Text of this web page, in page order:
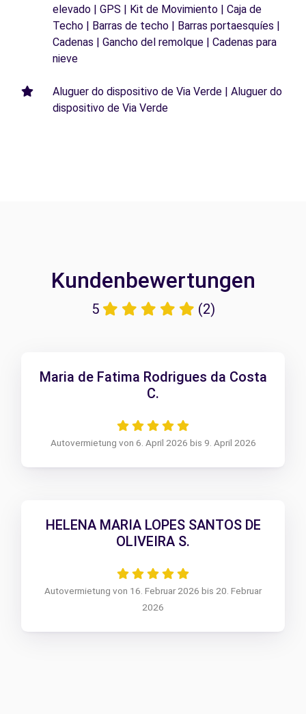
elevado | GPS | Kit de Movimiento | Caja de
Techo | Barras de techo | Barras portaesquíes |
Cadenas | Gancho del remolque | Cadenas para
nieve
Aluguer do dispositivo de Via Verde | Aluguer do
dispositivo de Via Verde
Kundenbewertungen
5 (2)
Maria de Fatima Rodrigues da Costa
C.
Autovermietung von 6. April 2026 bis 9. April 2026
HELENA MARIA LOPES SANTOS DE
OLIVEIRA S.
Autovermietung von 16. Februar 2026 bis 20. Februar
2026